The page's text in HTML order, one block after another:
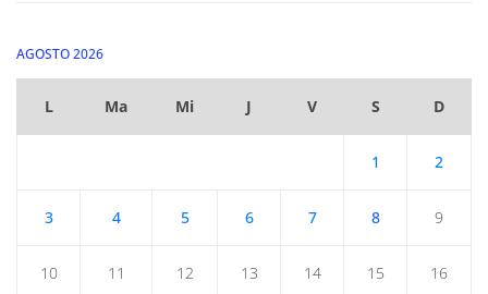
AGOSTO 2026
L Ma Mi J V S D
1 2
3 4 5 6 7 8 9
10 11 12 13 14 15 16